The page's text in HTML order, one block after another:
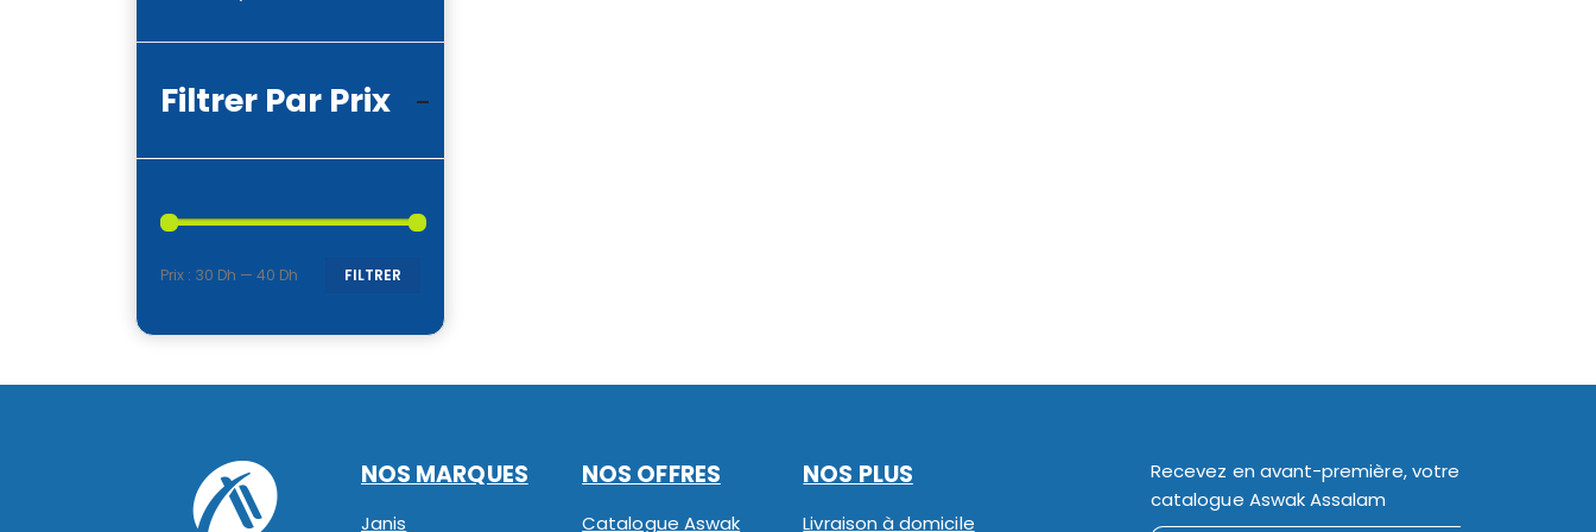
Filtrer Par Prix
FILTRER
Prix : 30 Dh — 40 Dh
NOS MARQUES
Janis
NOS OFFRES
Catalogue Aswak
NOS PLUS
Livraison à domicile
Recevez en avant-première, votre
catalogue Aswak Assalam